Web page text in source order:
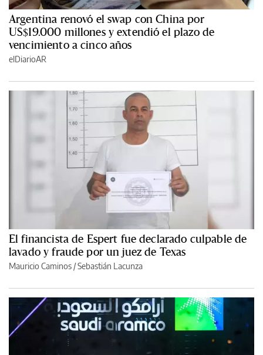
Argentina renovó el swap con China por
US$19.000 millones y extendió el plazo de
vencimiento a cinco años
elDiarioAR
El financista de Espert fue declarado culpable de
lavado y fraude por un juez de Texas
Mauricio Caminos /Sebastián Lacunza